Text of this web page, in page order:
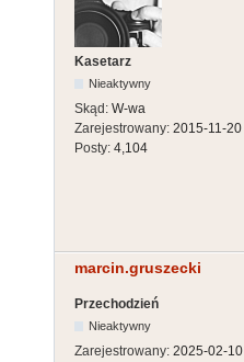
Kasetarz
Nieaktywny
Skąd: W-wa
Zarejestrowany: 2015-11-20
Posty: 4,104
marcin.gruszecki
Przechodzień
Nieaktywny
Zarejestrowany: 2025-02-10